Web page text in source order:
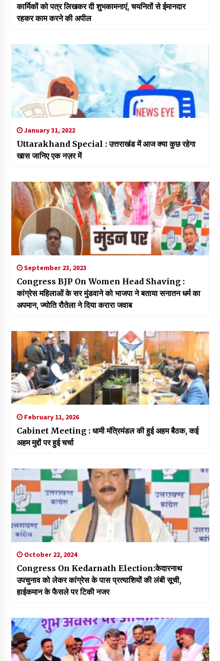
कार्मिकों को पत्र लिखकर दी शुभकामनाएं, चयनितों से ईमानदार
रहकर काम करने की अपील
January 31, 2022
Uttarakhand Special : उत्तराखंड में आज क्या कुछ रहेगा
खास जानिए एक नज़र में
September 23, 2023
Congress BJP On Women Head Shaving :
कांग्रेस महिलाओं के सर मुंडवाने को भाजपा ने बताया सनातन धर्म का
अपमान, ज्योति रौतेला ने दिया करारा जवाब
February 11, 2026
Cabinet Meeting : धामी मंत्रिमंडल की हुई अहम बैठक, कई
अहम मुद्दों पर हुई चर्चा
October 22, 2024
Congress On Kedarnath Election:केदारनाथ
उपचुनाव को लेकर कांग्रेस के पास प्रत्याशियों की लंबी सूची,
हाईकमान के फैसले पर टिकी नजर